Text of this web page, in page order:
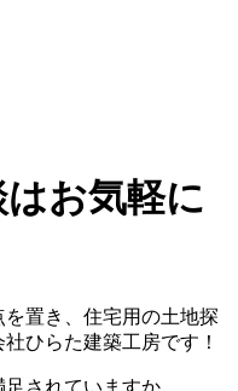
お気軽に
置き、住宅用の土地探
ひらた建築工房です！
されていますか。